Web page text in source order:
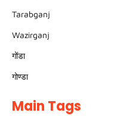
Tarabganj
Wazirganj
गोंडा
गोण्डा
Main Tags